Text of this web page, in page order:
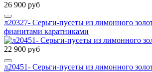
26 900 руб
л20327- Серьги-пусеты из лимонного
фианитами каратниками
22 900 руб
л20451- Серьги-пусеты из лимонного